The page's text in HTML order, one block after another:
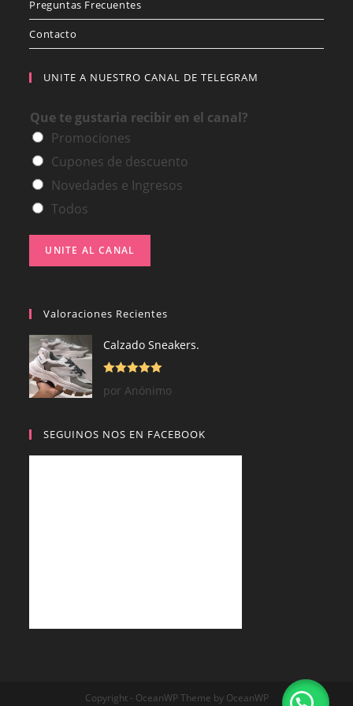
Preguntas Frecuentes
Contacto
UNITE A NUESTRO CANAL DE TELEGRAM
Que te gustaria recibir en el canal?
Promociones
Cupones de descuento
Novedades e Ingresos
Todos
UNITE AL CANAL
Valoraciones Recientes
Calzado Sneakers.
Valorado con
por Anónimo
SEGUINOS NOS EN FACEBOOK
Copyright - OceanWP Theme by OceanWP